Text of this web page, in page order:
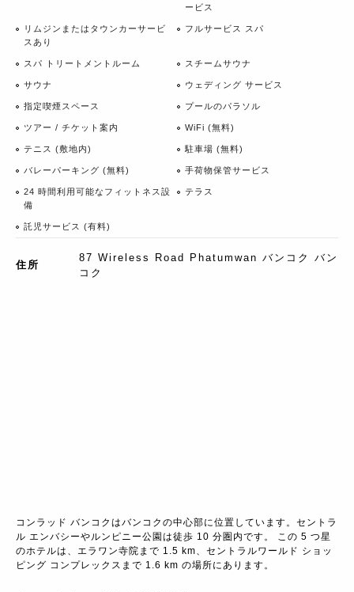
ービス
リムジンまたはタウンカーサービ
スあり
フルサービス スパ
スパ トリートメントルーム スチームサウナ
サウナ ウェディング サービス
指定喫煙スペース プールのパラソル
ツアー / チケット案内 WiFi (無料)
テニス (敷地内) 駐車場 (無料)
バレーパーキング (無料) 手荷物保管サービス
24 時間利用可能なフィットネス設
備
テラス
託児サービス (有料)
住所
87 Wireless Road Phatumwan バンコク バン
コク
コンラッド バンコクはバンコクの中心部に位置しています。セントラ
ル エンバシーやルンピニー公園は徒歩 10 分圏内です。 この 5 つ星
のホテルは、エラワン寺院まで 1.5 km、セントラルワールド ショッ
ピング コンプレックスまで 1.6 km の場所にあります。